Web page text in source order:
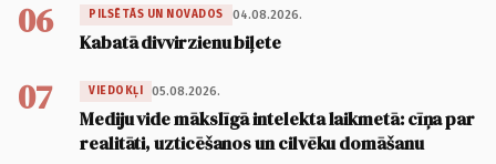
06 PILSĒTĀS UN NOVADOS 04.08.2026.
Kabatā divvirzienu biļete
07 VIEDOKĻI 05.08.2026.
Mediju vide mākslīgā intelekta laikmetā: cīņa par
realitāti, uzticēšanos un cilvēku domāšanu